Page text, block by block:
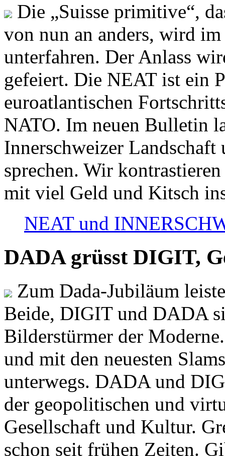
Die „Suisse primitive“,
von nun an anders, wird
unterfahren. Der Anlass
gefeiert. Die NEAT ist ein
euroatlantischen
NATO. Im neuen Bulletin
Innerschweizer
sprechen. Wir
mit viel Geld und Kitsch
NEAT und
DADA grüsst DIGIT,
Zum Dada-Jubiläum
Beide, DIGIT und DADA
Bilderstürmer der
und mit den neuesten
unterwegs. DADA und
der geopolitischen und
Gesellschaft und Kultur.
schon seit frühen Zeiten.